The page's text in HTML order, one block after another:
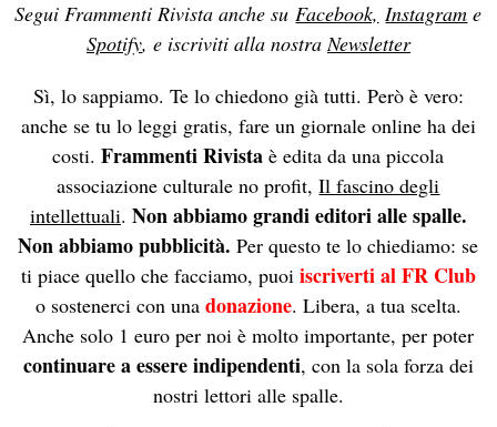
Segui Frammenti Rivista anche suFacebook, Instagram e
Spotify, e iscriviti alla nostraNewsletter
Sì, lo sappiamo. Te lo chiedono già tutti. Però è vero:
anche se tu lo leggi gratis, fare un giornale online ha dei
costi.Frammenti Rivistaè edita da una piccola
associazione culturale no profit,Il fascino degli
intellettuali. Non abbiamo grandi editori alle spalle.
Non abbiamo pubblicità. Per questo te lo chiediamo: se
ti piace quello che facciamo, puoi iscriverti al FR Club
o sostenerci con una donazione. Libera, a tua scelta.
Anche solo 1 euro per noi è molto importante, per poter
continuare a essere indipendenti, con la sola forza dei
nostri lettori alle spalle.